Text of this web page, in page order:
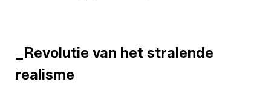
_Revolutie van het stralende
realisme